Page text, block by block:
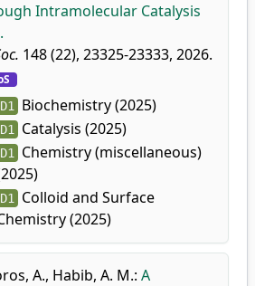
Intramolecular Catalysis
148 (22), 23325-23333, 2026.
D1 Biochemistry (2025)
D1 Catalysis (2025)
D1 Chemistry (miscellaneous)
D1 Colloid and Surface
(2025)
A., Habib, A. M.: A